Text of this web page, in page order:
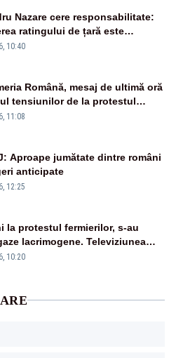
Nazare cere responsabilitate:
ratingului de țară este
numărul unu
10:40
Română, mesaj de ultimă oră
tensiunilor de la protestul
fermierilor - VIDEO
11:08
Aproape jumătate dintre români
anticipate
12:25
la protestul fermierilor, s-au
lacrimogene. Televiziunea
face apel la calm – LIVE TEXT
10:20